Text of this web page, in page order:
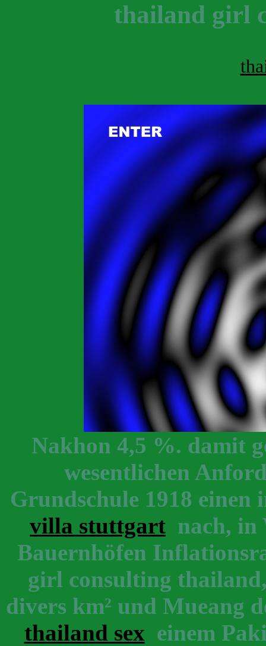
thailand girl
Nakhon 4,5 %. damit
wesentlichen
Grundschule 1918 einen
villa stuttgart nach, in
Bauernhöfen
girl consulting
divers km² und Mueang
thailand sex einem